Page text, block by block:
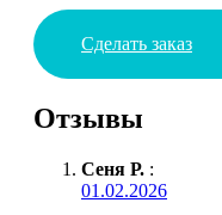
Сделать заказ
Отзывы
Сеня Р. :
01.02.2026